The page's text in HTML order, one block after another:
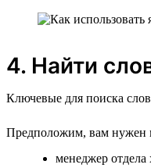
4. Найти
Ключевые для поиска
Предположим, вам нужен
менеджер